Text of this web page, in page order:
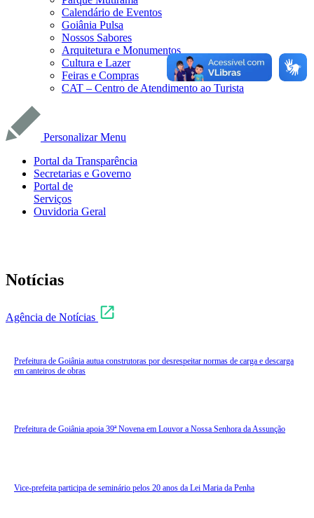
Calendário de Eventos
Goiânia Pulsa
Nossos Sabores
Arquitetura e Monumentos
Cultura e Lazer
Feiras e Compras
CAT – Centro de Atendimento ao Turista
Personalizar Menu
Portal da Transparência
Secretarias e Governo
Portal de
Serviços
Ouvidoria Geral
Notícias
Agência de Notícias
Prefeitura de Goiânia autua construtoras por desrespeitar normas de carga e descarga
em canteiros de obras
Prefeitura de Goiânia apoia 39ª Novena em Louvor a Nossa Senhora da Assunção
Vice-prefeita participa de seminário pelos 20 anos da Lei Maria da Penha